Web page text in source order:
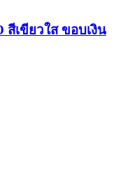
สีเขียวใส ขอบเงิน